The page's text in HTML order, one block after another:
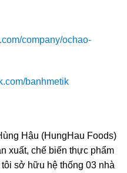
company/ochao-
banhmetik
Hậu (HungHau Foods)
xuất, chế biến thực phẩm
sở hữu hệ thống 03 nhà